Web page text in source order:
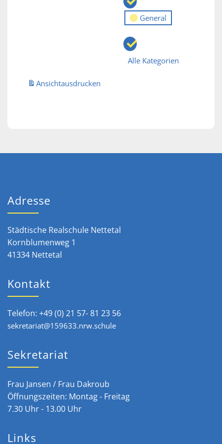
General
Alle Kategorien
Ansichtausdrucken
Adresse
Städtische Realschule Nettetal
Kornblumenweg 1
41334 Nettetal
Kontakt
Telefon: +49 (0) 21 57- 81 23 56
sekretariat@159633.nrw.schule
Sekretariat
Frau Jansen / Frau Dakroub
Öffnungszeiten: Montag - Freitag
7.30 Uhr - 13.00 Uhr
Links